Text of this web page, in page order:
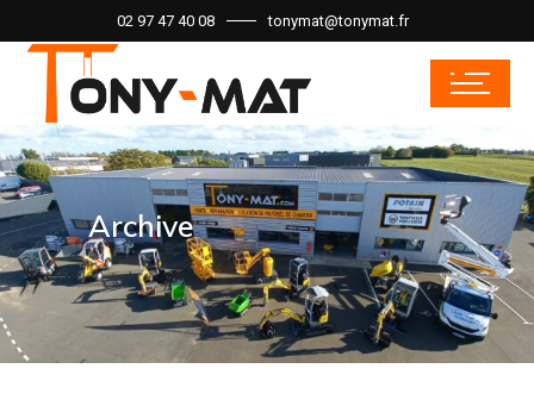
02 97 47 40 08 tonymat@tonymat.fr
Archive